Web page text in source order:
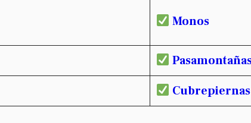
Monos
Cubrepiernas